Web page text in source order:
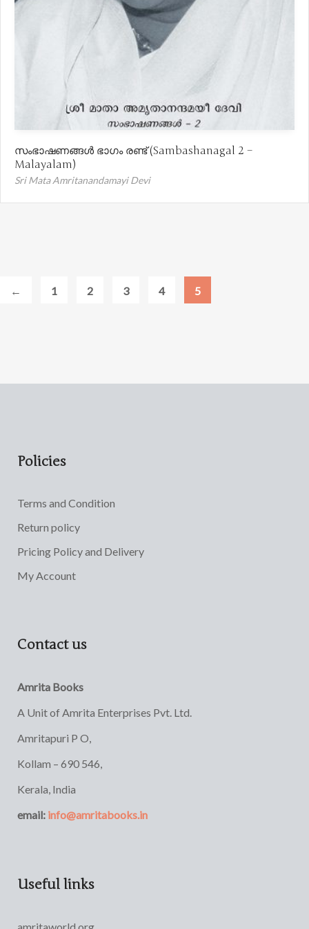
സംഭാഷണങ്ങൾ ഭാഗം രണ്ട് (Sambashanagal 2 –
Malayalam)
Sri Mata Amritanandamayi Devi
← 1 2 3 4 5
Policies
Terms and Condition
Return policy
Pricing Policy and Delivery
My Account
Contact us
Amrita Books
A Unit of Amrita Enterprises Pvt. Ltd.
Amritapuri P O,
Kollam – 690 546,
Kerala, India
email: info@amritabooks.in
Useful links